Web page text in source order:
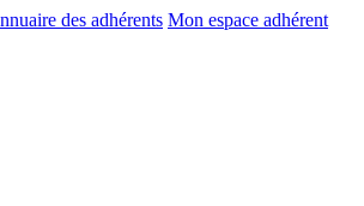
des adhérents Mon espace adhérent